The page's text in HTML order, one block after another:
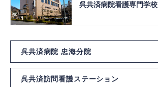
呉共済病院看護専門学校
呉共済病院 忠海分院
呉共済訪問看護ステーション